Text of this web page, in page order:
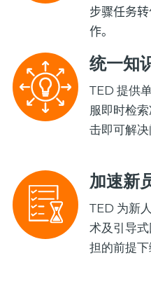
步骤任务
作。
统一知
TED 提供
服即时检
击即可解决
加速新
TED 为新
术及引导
担的前提下